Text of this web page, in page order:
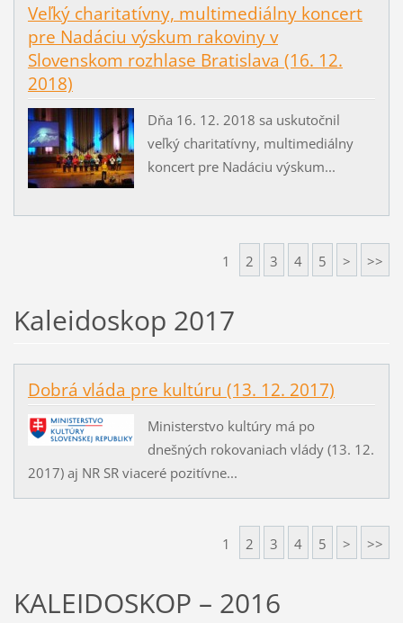
Veľký charitatívny, multimediálny koncert
pre Nadáciu výskum rakoviny v
Slovenskom rozhlase Bratislava (16. 12.
2018)
Dňa 16. 12. 2018 sa uskutočnil
veľký charitatívny, multimediálny
koncert pre Nadáciu výskum...
1 2 3 4 5 > >>
Kaleidoskop 2017
Dobrá vláda pre kultúru (13. 12. 2017)
Ministerstvo kultúry má po
dnešných rokovaniach vlády (13. 12.
2017) aj NR SR viaceré pozitívne...
1 2 3 4 5 > >>
KALEIDOSKOP – 2016